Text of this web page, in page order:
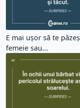
E mai uşor să te
femeie sau...